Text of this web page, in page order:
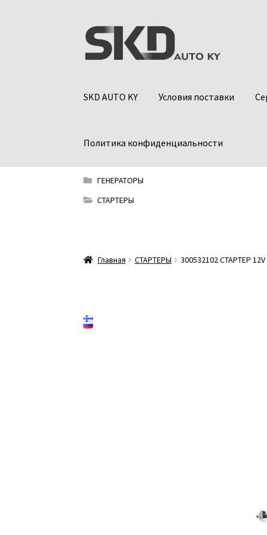
Перейти
к
навигации
Перейти
к
содержимому
SKD AUTO KY Условия поставки
Политика конфиденциальности
ГЕНЕРАТОРЫ
СТАРТЕРЫ
Главная СТАРТЕРЫ 300532102 СТАРТЕР 12V